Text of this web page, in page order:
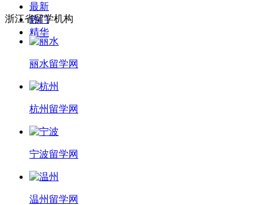
最新
热门
精华
浙江省留学机构
丽水留学网
杭州留学网
宁波留学网
温州留学网